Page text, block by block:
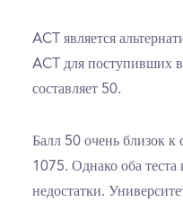
ACT является
ACT для поступивших
составляет 50.
Балл 50 очень близок к
1075. Однако оба
недостатки.